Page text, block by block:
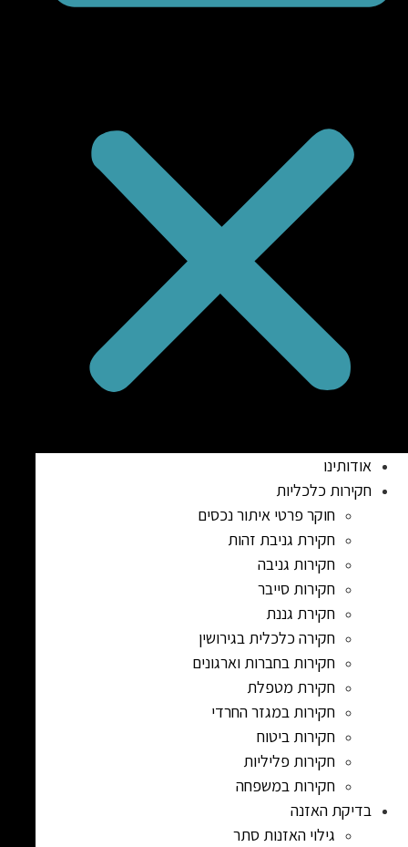
אודותינו
חקירות כלכליות
חוקר פרטי איתור נכסים
חקירת גניבת זהות
חקירות גניבה
חקירות סייבר
חקירת גננת
חקירה כלכלית בגירושין
חקירות בחברות וארגונים
חקירת מטפלת
חקירות במגזר החרדי
חקירות ביטוח
חקירות פליליות
חקירות במשפחה
בדיקת האזנה
גילוי האזנות סתר